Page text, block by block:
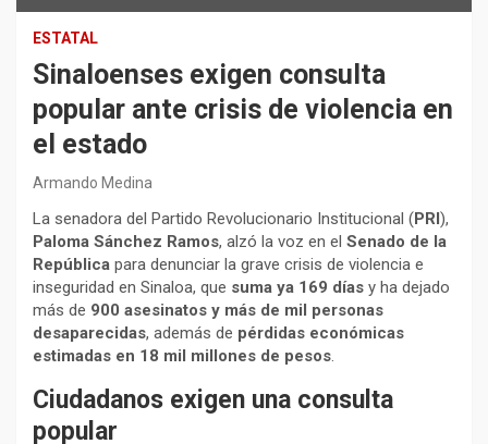
ESTATAL
Sinaloenses exigen consulta
popular ante crisis de violencia en
el estado
Armando Medina
La senadora del Partido Revolucionario Institucional (PRI),
Paloma Sánchez Ramos, alzó la voz en el Senado de la
República para denunciar la grave crisis de violencia e
inseguridad en Sinaloa, que suma ya 169 días y ha dejado
más de 900 asesinatos y más de mil personas
desaparecidas, además de pérdidas económicas
estimadas en 18 mil millones de pesos.
Ciudadanos exigen una consulta
popular